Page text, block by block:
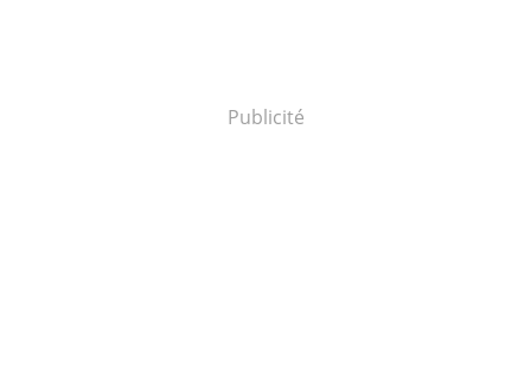
Publicité